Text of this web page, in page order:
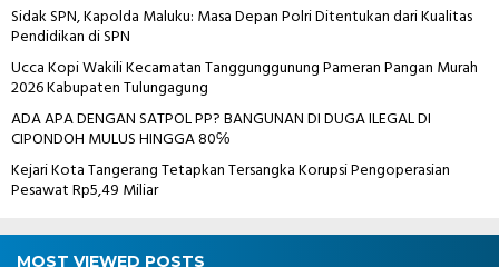
Sidak SPN, Kapolda Maluku: Masa Depan Polri Ditentukan dari Kualitas
Pendidikan di SPN
Ucca Kopi Wakili Kecamatan Tanggunggunung Pameran Pangan Murah
2026 Kabupaten Tulungagung
ADA APA DENGAN SATPOL PP? BANGUNAN DI DUGA ILEGAL DI
CIPONDOH MULUS HINGGA 80℅
Kejari Kota Tangerang Tetapkan Tersangka Korupsi Pengoperasian
Pesawat Rp5,49 Miliar
MOST VIEWED POSTS